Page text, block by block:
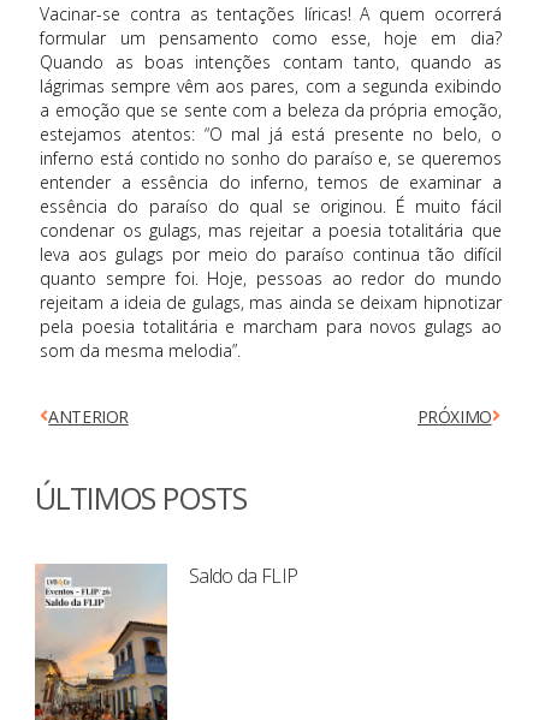
Vacinar-se contra as tentações líricas! A quem ocorrerá
formular um pensamento como esse, hoje em dia?
Quando as boas intenções contam tanto, quando as
lágrimas sempre vêm aos pares, com a segunda exibindo
a emoção que se sente com a beleza da própria emoção,
estejamos atentos: “O mal já está presente no belo, o
inferno está contido no sonho do paraíso e, se queremos
entender a essência do inferno, temos de examinar a
essência do paraíso do qual se originou. É muito fácil
condenar os gulags, mas rejeitar a poesia totalitária que
leva aos gulags por meio do paraíso continua tão difícil
quanto sempre foi. Hoje, pessoas ao redor do mundo
rejeitam a ideia de gulags, mas ainda se deixam hipnotizar
pela poesia totalitária e marcham para novos gulags ao
som da mesma melodia”.
ANTERIOR PRÓXIMO
ÚLTIMOS POSTS
Saldo da FLIP